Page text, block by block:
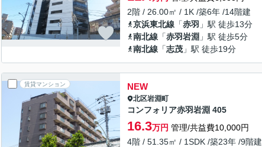
2階 / 26.00㎡ / 1K /築6年 /14階建
京浜東北線 「赤羽 」駅 徒歩13分
南北線 「赤羽岩淵 」駅 徒歩5分
南北線 「志茂 」駅 徒歩19分
賃貸マンション NEW
北区岩淵町
コンフォリア赤羽岩淵 405
16.3万円 管理/共益費10,000円
4階 / 51.35㎡ / 1SDK /築23年 /9階建